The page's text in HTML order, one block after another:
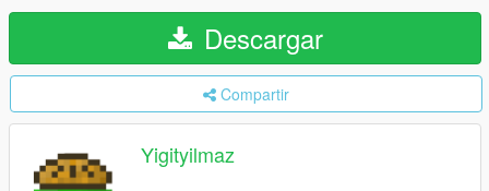
Descargar
Compartir
Yigityilmaz